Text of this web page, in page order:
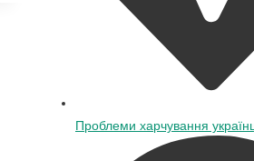
Проблеми харчування